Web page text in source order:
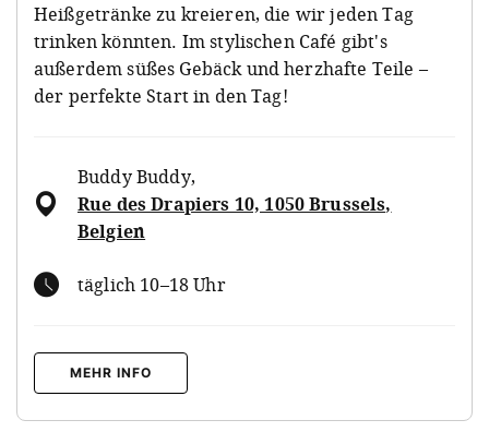
Heißgetränke zu kreieren, die wir jeden Tag
trinken könnten. Im stylischen Café gibt's
außerdem süßes Gebäck und herzhafte Teile –
der perfekte Start in den Tag!
Buddy Buddy,
Rue des Drapiers 10, 1050 Brussels,
Belgien
täglich 10–18 Uhr
MEHR INFO